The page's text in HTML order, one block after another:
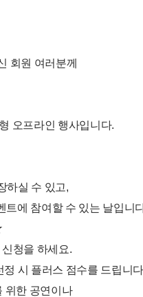
회원 여러분께
오프라인 행사입니다.
하실 수 있고,
트에 참여할 수 있는 날입니
청을 하세요.
시 플러스 점수를 드립니
위한 공연이나